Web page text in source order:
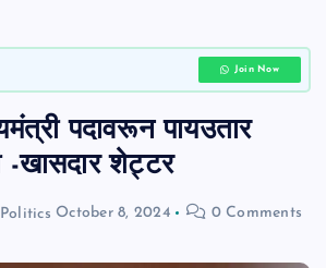
Join Now
पदावरून पायउतार
-खासदार शेट्टर
Politics October 8, 2024 0 Comments